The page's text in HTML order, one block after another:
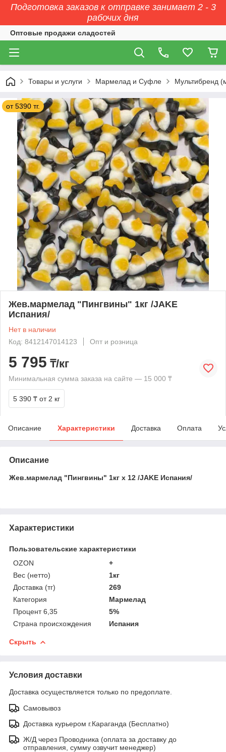
Подготовка заказов к отправке занимает 2 - 3
рабочих дня
Оптовые продажи сладостей
Товары и услуги Мармелад и Суфле Мультибренд
от 5390 тг.
Жев.мармелад "Пингвины" 1кг /JAKE
Испания/
Нет в наличии
Код: 8412147014123
Опт и розница
5 795 ₸/кг
Минимальная сумма заказа на сайте — 15 000 ₸
5 390 ₸ от 2 кг
Описание Характеристики Доставка Оплата
Описание
Жев.мармелад "Пингвины" 1кг х 12 /JAKE Испания/
Характеристики
Пользовательские характеристики
OZON
+
Вес (нетто)
1кг
Доставка (тг)
269
Категория
Мармелад
Процент 6,35
5%
Страна происхождения
Испания
Скрыть
Условия доставки
Доставка осуществляется только по предоплате.
Самовывоз
Доставка курьером г.Караганда (Бесплатно)
Ж/Д через Проводника (оплата за доставку до
отправления, сумму озвучит менеджер)